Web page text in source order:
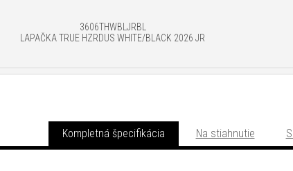
3606THWBLJRBL
LAPAČKA TRUE HZRDUS WHITE/BLACK 2026 JR
Kompletná špecifikácia Na stiahnutie